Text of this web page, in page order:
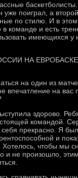
поиграл, а второй
по стилю. И в этом
в команде и есть
имеющихся у
НА
на один из
впечатление на вас
здорово.
командой.
прекрасно. Я
и
Хотелось, чтобы мы
и не произошло,